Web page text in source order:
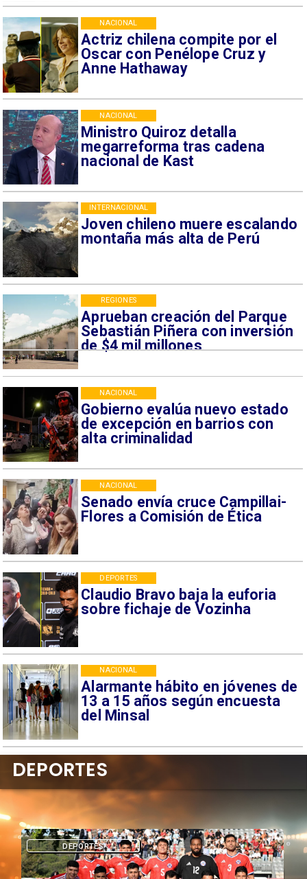
Actriz chilena compite por el
Oscar con Penélope Cruz y
Anne Hathaway
NACIONAL
Ministro Quiroz detalla
megarreforma tras cadena
nacional de Kast
NACIONAL
Joven chileno muere escalando
montaña más alta de Perú
INTERNACIONAL
Aprueban creación del Parque
Sebastián Piñera con inversión
de $4 mil millones
REGIONES
Gobierno evalúa nuevo estado
de excepción en barrios con
alta criminalidad
NACIONAL
Senado envía cruce Campillai-
Flores a Comisión de Ética
NACIONAL
Claudio Bravo baja la euforia
sobre fichaje de Vozinha
DEPORTES
Alarmante hábito en jóvenes de
13 a 15 años según encuesta
del Minsal
NACIONAL
DEPORTES
DEPORTES